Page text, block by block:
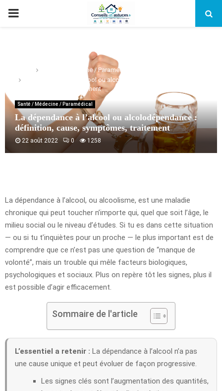
PRIMARY
Santé / Médecine / Paramédical
La dépendance à l’alcool ou alcolodépendance : définition,
cause, symptômes, traitement
Santé / Médecine / Paramédical
La dépendance à l’alcool ou alcolodépendance :
définition, cause, symptômes, traitement
22 août 2022 0 1258
La dépendance à l’alcool, ou alcoolisme, est une maladie
chronique qui peut toucher n’importe qui, quel que soit l’âge, le
milieu social ou le niveau d’études. Si tu es dans cette situation
— ou si tu t’inquiètes pour un proche — le plus important est de
comprendre que ce n’est pas une question de “manque de
volonté”, mais un trouble qui mêle facteurs biologiques,
psychologiques et sociaux. Plus on repère tôt les signes, plus il
est possible d’agir efficacement.
Sommaire de l'article
L’essentiel a retenir : La dépendance à l’alcool n’a pas
une cause unique et peut évoluer de façon progressive.
Les signes clés sont l’augmentation des quantités,